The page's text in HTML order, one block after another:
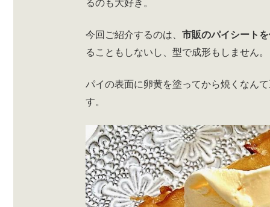
るのも大好き。
今回ご紹介するのは、 市販のパイシート
ることもしないし、型で成形もしません。
パイの表面に卵黄を塗ってから焼くなん
す。